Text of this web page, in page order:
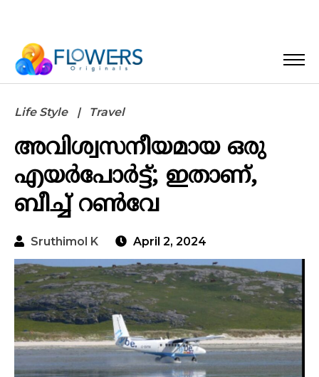
Life Style Travel
അവിശ്വസനീയമായ ഒരു
എയർപോർട്ട്; ഇതാണ്,
ബീച്ച് റൺവേ
Sruthimol K April 2, 2024